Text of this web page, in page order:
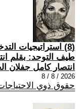
(8) استراتيجيات
طيف التوحد: بقلم
انتصار كامل جفلان
2026 / 8 / 8
حقوق ذوي